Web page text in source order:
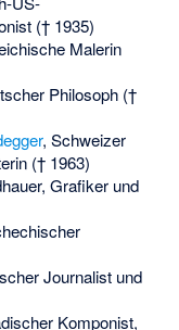
(† 1935)
Malerin
Philosoph (†
, Schweizer
(† 1963)
Grafiker und
Journalist und
Komponist,